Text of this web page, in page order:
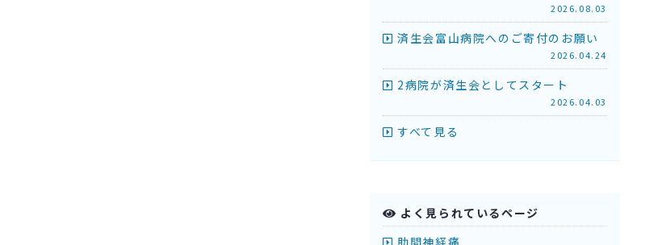
2026.08.03
済生会富山病院へのご寄付のお願い
2026.04.24
2病院が済生会としてスタート
2026.04.03
すべて見る
よく見られているページ
肋間神経痛